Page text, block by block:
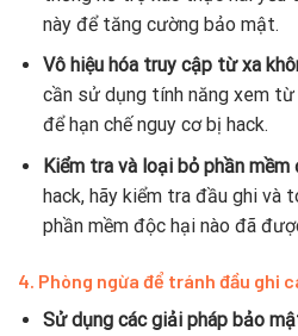
này để tăng cường bảo mật.
Vô hiệu hóa truy cập từ xa
cần sử dụng tính năng xem
để hạn chế nguy cơ bị hack.
Kiểm tra và loại bỏ phần mềm
hack, hãy kiểm tra đầu ghi và
phần mềm độc hại nào đã
4. Phòng ngừa để tránh đầu ghi
Sử dụng các giải pháp bảo